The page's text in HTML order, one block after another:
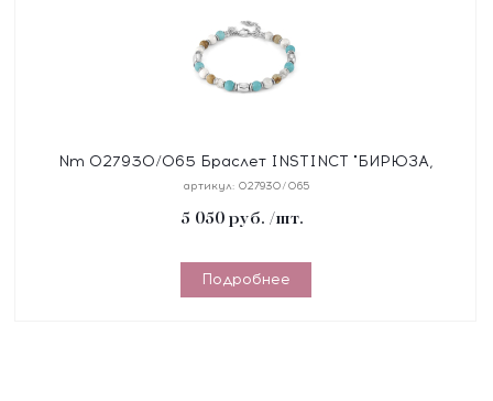
Nm 027930/065 Браслет INSTINCT "БИРЮЗА,
ЯШМА" размер 18-21 см, синтетический шнур, сталь,
артикул: 027930/065
5 050 руб. /шт.
Подробнее